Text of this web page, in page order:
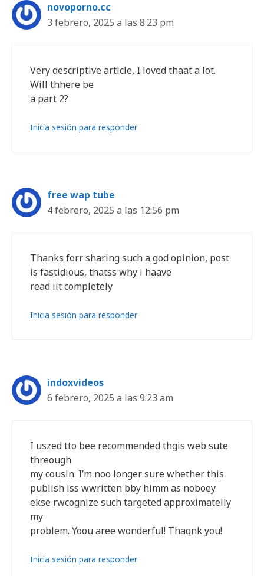
novoporno.cc
3 febrero, 2025 a las 8:23 pm
Very descriptive article, I loved thaat a lot.
Will thhere be
a part 2?
Inicia sesión para responder
free wap tube
4 febrero, 2025 a las 12:56 pm
Thanks forr sharing such a god opinion, post
is fastidious, thatss why i haave
read iit completely
Inicia sesión para responder
indoxvideos
6 febrero, 2025 a las 9:23 am
I uszed tto bee recommended thgis web sute
threough
my cousin. I’m noo longer sure whether this
publish iss wwritten bby himm as noboey
ekse rwcognize such targeted approximatelly
my
problem. Yoou aree wonderful! Thaqnk you!
Inicia sesión para responder